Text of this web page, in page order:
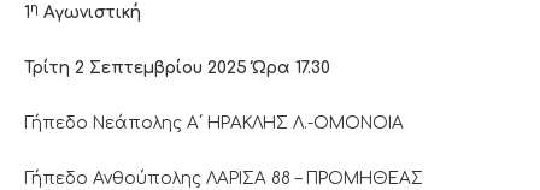
1η Αγωνιστική
Τρίτη 2 Σεπτεμβρίου 2025 Ώρα 17.30
Γήπεδο Νεάπολης Α΄ ΗΡΑΚΛΗΣ Λ.-ΟΜΟΝΟΙΑ
Γήπεδο Ανθούπολης ΛΑΡΙΣΑ 88 – ΠΡΟΜΗΘΕΑΣ